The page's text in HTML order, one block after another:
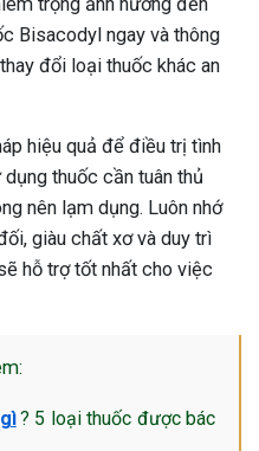
Bisacodyl ngay và thông
đổi loại thuốc khác an
hiệu quả để điều trị tình
thuốc cần tuân thủ
nên lạm dụng. Luôn nhớ
giàu chất xơ và duy trì
hỗ trợ tốt nhất cho việc
? 5 loại thuốc được bác